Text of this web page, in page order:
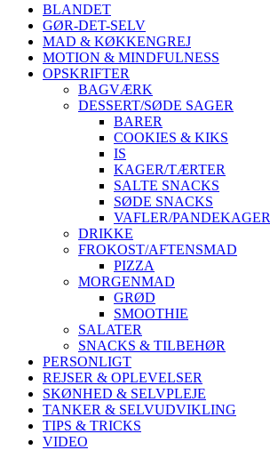
BLANDET
GØR-DET-SELV
MAD & KØKKENGREJ
MOTION & MINDFULNESS
OPSKRIFTER
BAGVÆRK
DESSERT/SØDE SAGER
BARER
COOKIES & KIKS
IS
KAGER/TÆRTER
SALTE SNACKS
SØDE SNACKS
VAFLER/PANDEKAGER
DRIKKE
FROKOST/AFTENSMAD
PIZZA
MORGENMAD
GRØD
SMOOTHIE
SALATER
SNACKS & TILBEHØR
PERSONLIGT
REJSER & OPLEVELSER
SKØNHED & SELVPLEJE
TANKER & SELVUDVIKLING
TIPS & TRICKS
VIDEO